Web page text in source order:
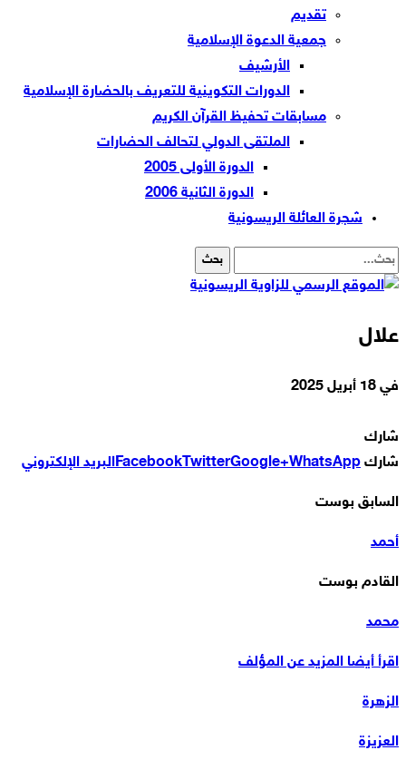
تقديم
جمعية الدعوة الإسلامية
الأرشيف
الدورات التكوينية للتعريف بالحضارة الإسلامية
مسابقات تحفيظ القرآن الكريم
الملتقى الدولي لتحالف الحضارات
الدورة الأولى 2005
الدورة الثانية 2006
شجرة العائلة الريسونية
علال
في 18 أبريل 2025
شارك
شارك
FacebookTwitterGoogle+WhatsApp البريد الإلكتروني
السابق بوست
أحمد
القادم بوست
محمد
اقرأ أيضا المزيد عن المؤلف
الزهرة
العزيزة